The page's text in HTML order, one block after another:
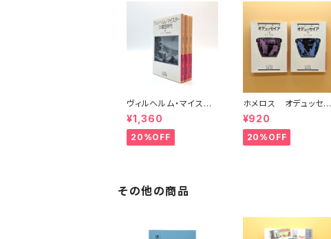
ヴィルヘルム・マイスタ
ーの遍歴時代 (上)(中)
(下)（岩波文庫）
¥1,360
20%OFF
ホメロス オデュッセイ
ア(上)(下) （岩波文庫）
¥920
20%OFF
その他の商品